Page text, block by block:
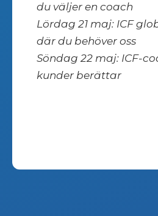
du väljer en coach
Lördag 21 maj: ICF
där du behöver oss
Söndag 22 maj: ICF-
kunder berättar